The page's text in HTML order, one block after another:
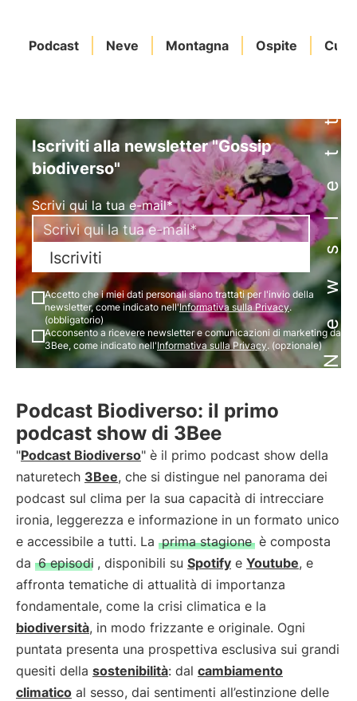
Podcast Neve Montagna Ospite Newsletter
Iscriviti alla newsletter "Gossip
biodiverso"
Scrivi qui la tua e-mail*
Iscriviti
Accetto che i miei dati personali siano trattati per l'invio della
newsletter, come indicato nell'Informativa sulla Privacy.
(obbligatorio)
Acconsento a ricevere newsletter e comunicazioni di marketing da
3Bee, come indicato nell'Informativa sulla Privacy. (opzionale)
Podcast Biodiverso: il primo
podcast show di 3Bee
"Podcast Biodiverso" è il primo podcast show della
naturetech 3Bee, che si distingue nel panorama dei
podcast sul clima per la sua capacità di intrecciare
ironia, leggerezza e informazione in un formato unico
e accessibile a tutti. La prima stagione è composta
da 6 episodi , disponibili su Spotify e Youtube, e
affronta tematiche di attualità di importanza
fondamentale, come la crisi climatica e la
biodiversità, in modo frizzante e originale. Ogni
puntata presenta una prospettiva esclusiva sui grandi
quesiti della sostenibilità: dal cambiamento
climatico al sesso, dai sentimenti all’estinzione delle